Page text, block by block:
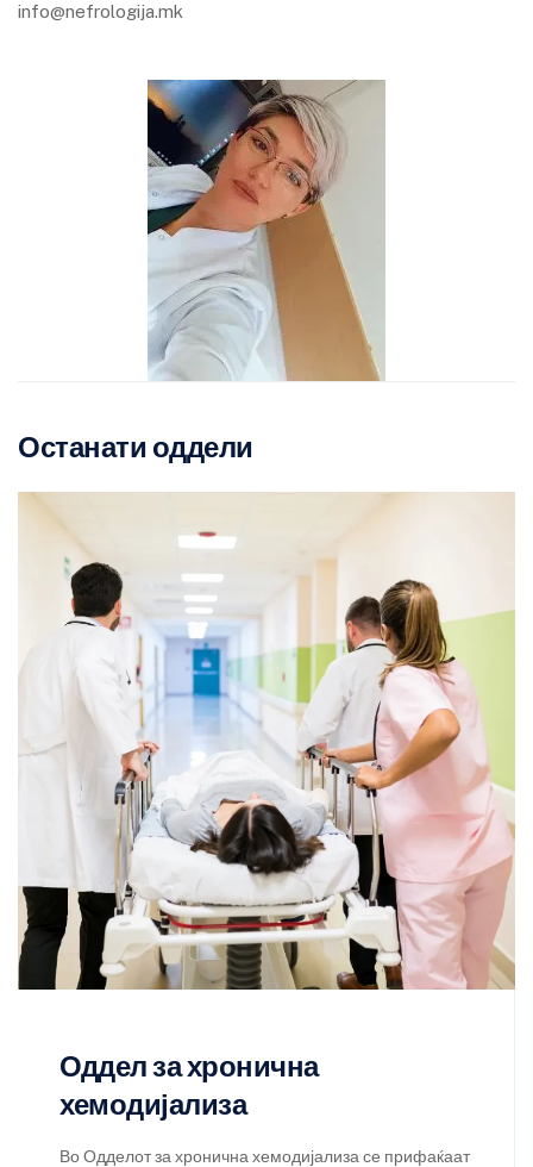
info@nefrologija.mk
Останати оддели
Оддел за хронична
хемодијализа
Во Одделот за хронична хемодијализа се прифаќаат